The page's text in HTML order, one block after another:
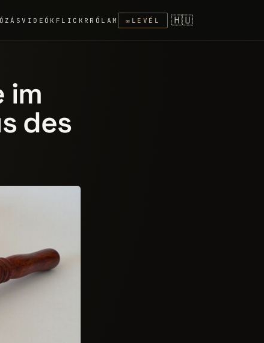
VIDEÓK FLICKR RÓLAM ✉ LEVÉL 🇭🇺
im
des